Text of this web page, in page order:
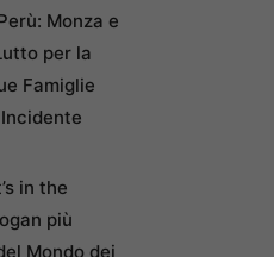
Monza e
per la
Famiglie
in the
più
Mondo dei